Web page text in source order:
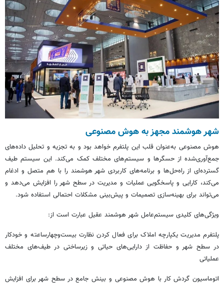
شهر هوشمند مجهز به هوش مصنوعی
هوش مصنوعی به‌عنوان قلب این پلتفرم خواهد بود و به تجزیه و تحلیل داده‌های
جمع‌آوری‌شده از حسگرها و سیستم‌های مختلف کمک می‌کند. این سیستم طیف
گسترده‌ای از راه‌حل‌ها و برنامه‌های کاربردی شهر هوشمند را با هم متصل و ادغام
می‌کند، کارایی و پاسخگویی عملیات و مدیریت در سطح شهر را افزایش می‌دهد و
می‌تواند برای بهینه‌سازی تصمیمات و پیش‌بینی مشکلات احتمالی استفاده شود.
ویژگی‌های کلیدی سیستم‌عامل شهر هوشمند عقیل عبارت است از:
پلتفرم مدیریت یکپارچه املاک برای فعال کردن نظارت بیست‌وچهارساعته و خودکار
در سطح شهر و حفاظت از دارایی‌های حیاتی و زیرساختی در طیف‌های مختلف
عملیاتی
اتوماسیون گردش کار با هوش مصنوعی و بینش جامع در سطح شهر برای افزایش